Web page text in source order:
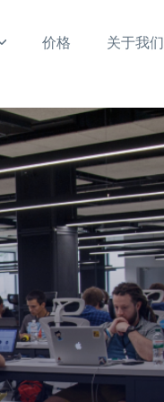
价格 关于我们